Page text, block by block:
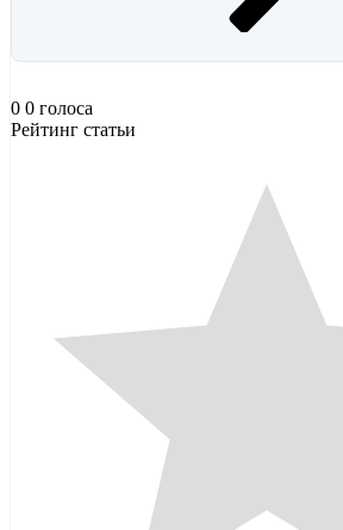
0 0 голоса
Рейтинг статьи